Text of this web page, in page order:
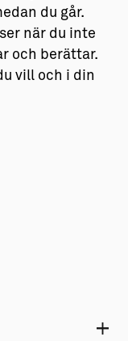
du går.
när du inte
och berättar.
vill och i din